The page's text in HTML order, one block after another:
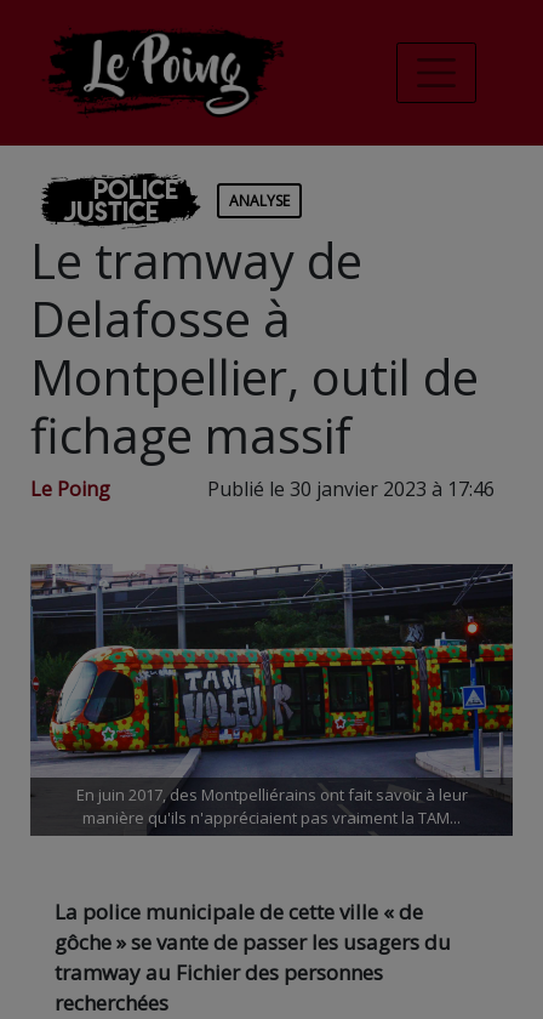
Police
Justice ANALYSE
Le tramway de
Delafosse à
Montpellier, outil de
fichage massif
Le Poing Publié le 30 janvier 2023 à 17:46
En juin 2017, des Montpelliérains ont fait savoir à leur
manière qu'ils n'appréciaient pas vraiment la TAM...
La police municipale de cette ville « de
gôche » se vante de passer les usagers du
tramway au Fichier des personnes
recherchées